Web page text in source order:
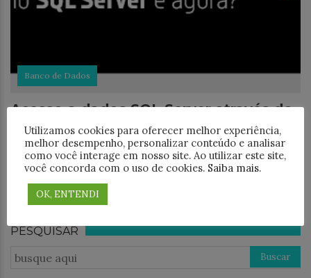
Banco de Dados
Acesso a dados SQL Server através do
PostgreSQL: um guia prático
Tenho um PostgreSQL e preciso acessar dados que
estão no SQL Server! E agora?! Não! Não precisa
entrar em pânico! Existe uma solução para isso.
Digamos que em um determinado
PESQUISAR
Utilizamos cookies para oferecer melhor experiência,
melhor desempenho, personalizar conteúdo e analisar
como você interage em nosso site. Ao utilizar este site,
você concorda com o uso de cookies. Saiba mais.
OK, ENTENDI